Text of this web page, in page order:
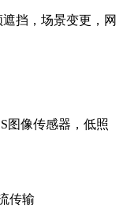
挡，场景变更，网
像传感器，低照
传输